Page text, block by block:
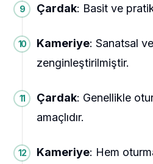
Çardak: Basit ve
Kameriye: Sanatsal
zenginleştirilmiştir.
Çardak: Genellikle
amaçlıdır.
Kameriye: Hem